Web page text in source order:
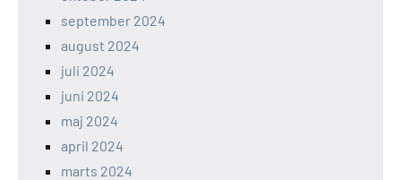
september 2024
august 2024
juli 2024
juni 2024
maj 2024
april 2024
marts 2024